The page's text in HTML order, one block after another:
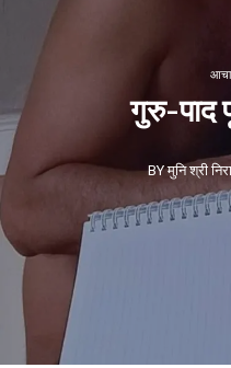
गुरु-पाद
BY मुनि श्री